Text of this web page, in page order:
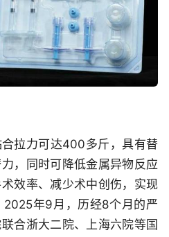
合拉力可达400多斤，具有替
，同时可降低金属异物反应
效率、减少术中创伤，实现
2025年9月，历经8个月的严
合浙大二院、上海六院等国